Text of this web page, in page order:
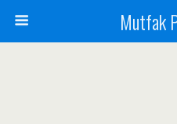
Mutfak